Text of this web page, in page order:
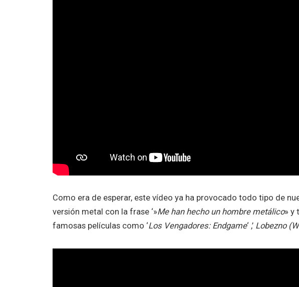
Como era de esperar, este vídeo ya ha provocado todo tipo de
versión metal con la frase ‘»Me han hecho un hombre metálico» y
famosas películas como ‘Los Vengadores: Endgame‘ ,’ Lobezno